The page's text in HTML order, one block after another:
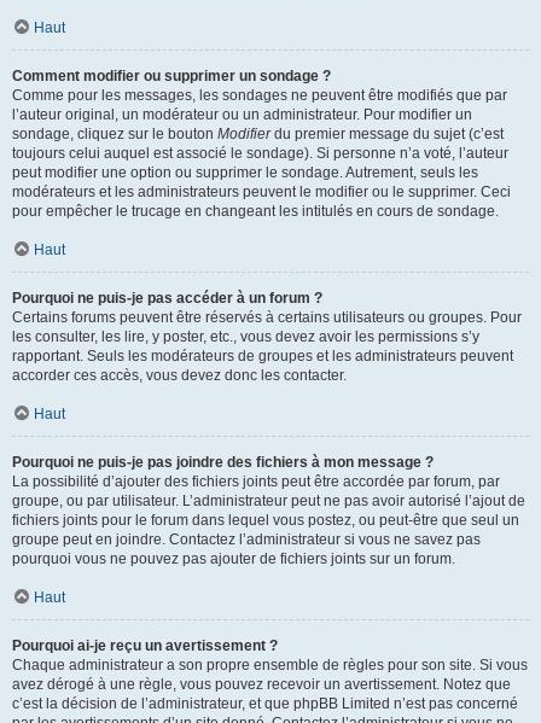
Haut
Comment modifier ou supprimer un sondage ?
Comme pour les messages, les sondages ne peuvent être modifiés que par
l’auteur original, un modérateur ou un administrateur. Pour modifier un
sondage, cliquez sur le bouton Modifierdu premier message du sujet (c’est
toujours celui auquel est associé le sondage). Si personne n’a voté, l’auteur
peut modifier une option ou supprimer le sondage. Autrement, seuls les
modérateurs et les administrateurs peuvent le modifier ou le supprimer. Ceci
pour empêcher le trucage en changeant les intitulés en cours de sondage.
Haut
Pourquoi ne puis-je pas accéder à un forum ?
Certains forums peuvent être réservés à certains utilisateurs ou groupes. Pour
les consulter, les lire, y poster, etc., vous devez avoir les permissions s’y
rapportant. Seuls les modérateurs de groupes et les administrateurs peuvent
accorder ces accès, vous devez donc les contacter.
Haut
Pourquoi ne puis-je pas joindre des fichiers à mon message ?
La possibilité d’ajouter des fichiers joints peut être accordée par forum, par
groupe, ou par utilisateur. L’administrateur peut ne pas avoir autorisé l’ajout de
fichiers joints pour le forum dans lequel vous postez, ou peut-être que seul un
groupe peut en joindre. Contactez l’administrateur si vous ne savez pas
pourquoi vous ne pouvez pas ajouter de fichiers joints sur un forum.
Haut
Pourquoi ai-je reçu un avertissement ?
Chaque administrateur a son propre ensemble de règles pour son site. Si vous
avez dérogé à une règle, vous pouvez recevoir un avertissement. Notez que
c’est la décision de l’administrateur, et que phpBB Limited n’est pas concerné